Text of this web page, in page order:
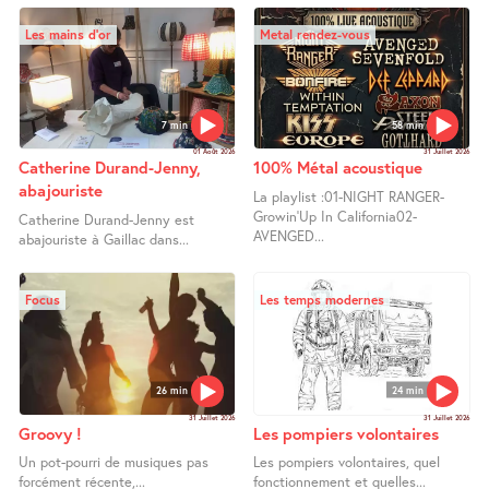
7 min
Les mains d’or
01 Août 2026
Catherine Durand-Jenny,
abajouriste
Catherine Durand-Jenny est
abajouriste à Gaillac dans...
58 min
Metal rendez-vous
31 Juillet 2026
100% Métal acoustique
La playlist :01-NIGHT RANGER-
Growin’Up In California02-
AVENGED...
26 min
Focus
31 Juillet 2026
Groovy !
Un pot-pourri de musiques pas
forcément récente,...
24 min
Les temps modernes
31 Juillet 2026
Les pompiers volontaires
Les pompiers volontaires, quel
fonctionnement et quelles...